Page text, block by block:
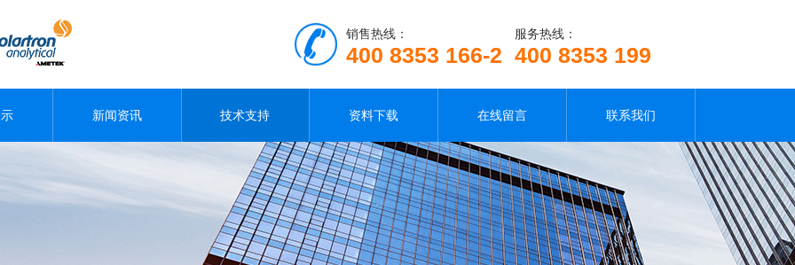
服务热线：
400 8353 199
销售热线：
400 8353 166-2
新闻资讯 技术支持 资料下载 在线留言 联系我们